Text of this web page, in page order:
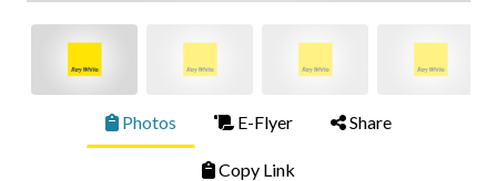
Photos E-Flyer Share
Copy Link